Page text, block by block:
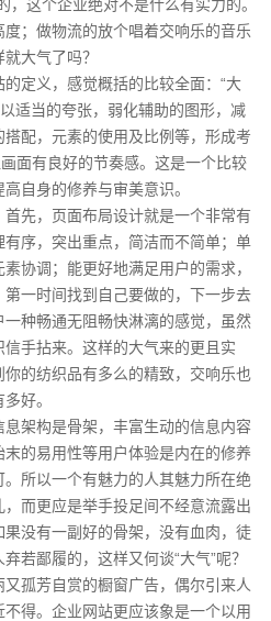
，这个企业绝对不是什么有实力的。
；做物流的放个唱着交响乐的音乐
大气了吗？
定义，感觉概括的比较全面：“大
适当的夸张，弱化辅助的图形，减
配，元素的使用及比例等，形成考
面有良好的节奏感。这是一个比较
自身的修养与审美意识。
先，页面布局设计就是一个非常有
序，突出重点，简洁而不简单；单
协调；能更好地满足用户的需求，
一时间找到自己要做的，下一步去
种畅通无阻畅快淋漓的感觉，虽然
手拈来。这样的大气来的更且实
的纺织品有多么的精致，交响乐也
好。
架构是骨架，丰富生动的信息内容
的易用性等用户体验是内在的修养
所以一个有魅力的人其魅力所在绝
而更应是举手投足间不经意流露出
没有一副好的骨架，没有血肉，徒
若鄙履的，这样又何谈“大气”呢？
孤芳自赏的橱窗广告，偶尔引来人
得。企业网站更应该象是一个以用